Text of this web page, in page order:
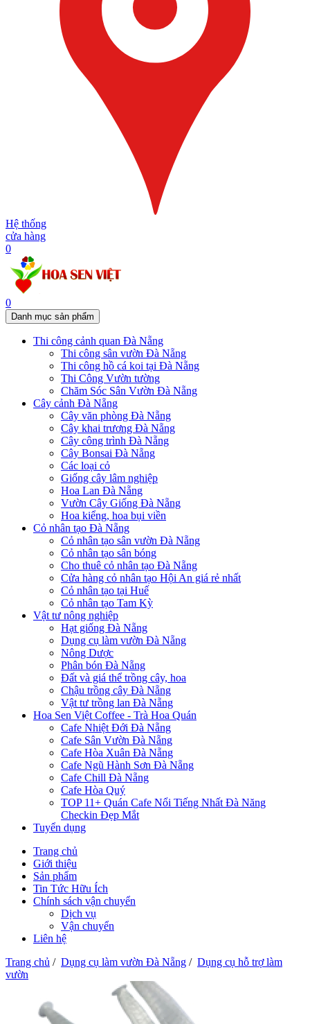
Hệ thống
cửa hàng
0
0
Danh mục sản phẩm
Thi công cảnh quan Đà Nẵng
Thi công sân vườn Đà Nẵng
Thi công hồ cá koi tại Đà Nẵng
Thi Công Vườn tường
Chăm Sóc Sân Vườn Đà Nẵng
Cây cảnh Đà Nẵng
Cây văn phòng Đà Nẵng
Cây khai trương Đà Nẵng
Cây công trình Đà Nẵng
Cây Bonsai Đà Nẵng
Các loại cỏ
Giống cây lâm nghiệp
Hoa Lan Đà Nẵng
Vườn Cây Giống Đà Nẵng
Hoa kiểng, hoa bụi viền
Cỏ nhân tạo Đà Nẵng
Cỏ nhân tạo sân vườn Đà Nẵng
Cỏ nhân tạo sân bóng
Cho thuê cỏ nhân tạo Đà Nẵng
Cửa hàng cỏ nhân tạo Hội An giá rẻ nhất
Cỏ nhân tạo tại Huế
Cỏ nhân tạo Tam Kỳ
Vật tư nông nghiệp
Hạt giống Đà Nẵng
Dụng cụ làm vườn Đà Nẵng
Nông Dược
Phân bón Đà Nẵng
Đất và giá thể trồng cây, hoa
Chậu trồng cây Đà Nẵng
Vật tư trồng lan Đà Nẵng
Hoa Sen Việt Coffee - Trà Hoa Quán
Cafe Nhiệt Đới Đà Nẵng
Cafe Sân Vườn Đà Nẵng
Cafe Hòa Xuân Đà Nẵng
Cafe Ngũ Hành Sơn Đà Nẵng
Cafe Chill Đà Nẵng
Cafe Hòa Quý
TOP 11+ Quán Cafe Nổi Tiếng Nhất Đà Năng
Checkin Đẹp Mắt
Tuyển dụng
Trang chủ
Giới thiệu
Sản phẩm
Tin Tức Hữu Ích
Chính sách vận chuyển
Dịch vụ
Vận chuyển
Liên hệ
Trang chủ / Dụng cụ làm vườn Đà Nẵng / Dụng cụ hỗ trợ làm
vườn